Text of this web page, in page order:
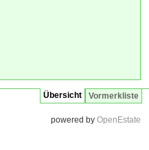
Vormerkliste
Übersicht
powered by OpenEstate